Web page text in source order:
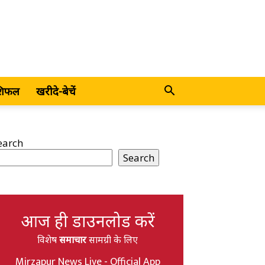
खरीदे-बेचें
Search
आज ही डाउनलोड करें
विशेषसमाचारसामग्री के लिए